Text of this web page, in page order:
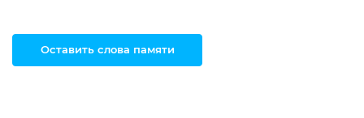
Оставить слова памяти